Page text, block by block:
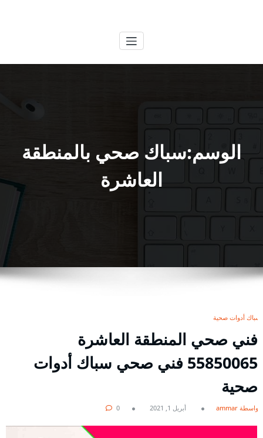
الوسم:سباك صحي بالمنطقة
العاشرة
سباك أدوات صحية
فني صحي المنطقة العاشرة
55850065 فني صحي سباك أدوات
صحية
بواسطة ammar أبريل 1, 2021 0